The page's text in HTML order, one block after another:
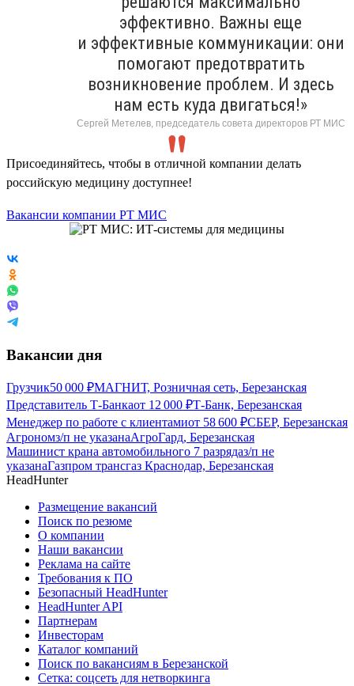
эффективно. Важны еще
и эффективные коммуникации: они
помогают предотвратить
возникновение проблем. И здесь
нам есть куда двигаться!»
Сергей Метелев, председатель совета директоров РТ МИС
Присоединяйтесь, чтобы в отличной компании делать
российскую медицину доступнее!
Вакансии компании РТ МИС
Вакансии дня
Грузчик50 000 ₽МАГНИТ, Розничная сеть, Березанская
Представитель Т-Банкаот 12 000 ₽Т-Банк, Березанская
Менеджер по работе с клиентамиот 58 600 ₽СБЕР, Березанская
Агрономз/п не указанаАгроГард, Березанская
Машинист крана автомобильного 7 разрядаз/п не
указанаГазпром трансгаз Краснодар, Березанская
HeadHunter
Размещение вакансий
Поиск по резюме
О компании
Наши вакансии
Реклама на сайте
Требования к ПО
Безопасный HeadHunter
HeadHunter API
Партнерам
Инвесторам
Каталог компаний
Поиск по вакансиям в Березанской
Сетка: соцсеть для нетворкинга